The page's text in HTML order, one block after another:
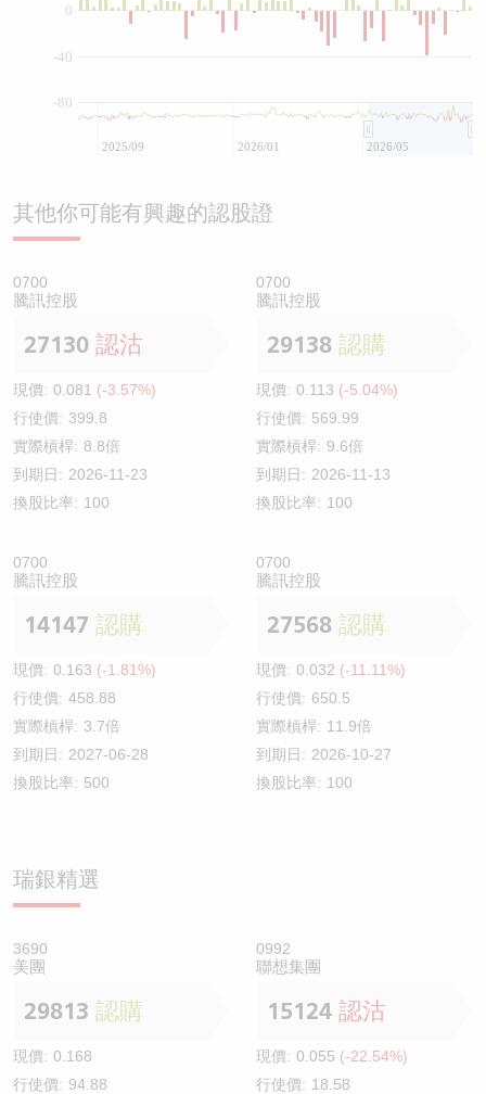
-80
0
-40
2025/09 2026/01 2026/05
其他你可能有興趣的認股證
0700
騰訊控股
27130 認沽
現價: 0.081 (-3.57%)
行使價: 399.8
實際槓桿: 8.8倍
到期日: 2026-11-23
換股比率: 100
0700
騰訊控股
29138 認購
現價: 0.113 (-5.04%)
行使價: 569.99
實際槓桿: 9.6倍
到期日: 2026-11-13
換股比率: 100
0700
騰訊控股
14147 認購
現價: 0.163 (-1.81%)
行使價: 458.88
實際槓桿: 3.7倍
到期日: 2027-06-28
換股比率: 500
0700
騰訊控股
27568 認購
現價: 0.032 (-11.11%)
行使價: 650.5
實際槓桿: 11.9倍
到期日: 2026-10-27
換股比率: 100
瑞銀精選
3690
美團
29813 認購
現價: 0.168
行使價: 94.88
0992
聯想集團
15124 認沽
現價: 0.055 (-22.54%)
行使價: 18.58